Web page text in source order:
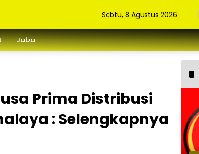
Sabtu, 8 Agustus 2026
Jabar
Prima Distribusi
: Selengkapnya